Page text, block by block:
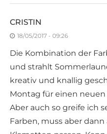
CRISTIN
18/05/2017 - 09:26
Die Kombination der
und strahlt
kreativ und knallig
Montag für einen
Aber auch so greife ich
Farben, muss aber